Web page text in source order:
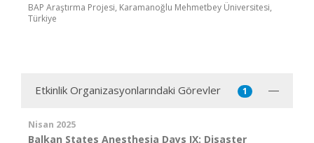
BAP Araştırma Projesi, Karamanoğlu Mehmetbey Üniversitesi,
Türkiye
Etkinlik Organizasyonlarındaki Görevler 1
Nisan 2025
Balkan States Anesthesia Days IX: Disaster